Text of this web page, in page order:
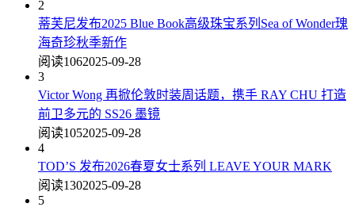
2
蒂芙尼发布2025 Blue Book高级珠宝系列Sea of Wonder瑰
海奇珍秋季新作
阅读1062025-09-28
3
Victor Wong 再掀伦敦时装周话题，携手 RAY CHU 打造
前卫多元的 SS26 墨镜
阅读1052025-09-28
4
TOD’S 发布2026春夏女士系列 LEAVE YOUR MARK
阅读1302025-09-28
5